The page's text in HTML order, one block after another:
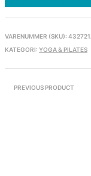
VARENUMMER (SKU):
KATEGORI: YOGA & PILATES
PREVIOUS PRODUCT